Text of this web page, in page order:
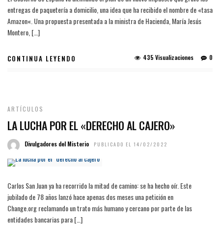
entregas de paquetería a domicilio, una idea que ha recibido el nombre de «tasa
Amazon«. Una propuesta presentada a la ministra de Hacienda, María Jesús
Montero, […]
CONTINUA LEYENDO 0
435 Visualizaciones
ARTÍCULOS
LA LUCHA POR EL «DERECHO AL CAJERO»
Divulgadores del Misterio PUBLICADO EL 14/02/2022
Carlos San Juan ya ha recorrido la mitad de camino: se ha hecho oír. Este
jubilado de 78 años lanzó hace apenas dos meses una petición en
Change.org reclamando un trato más humano y cercano por parte de las
entidades bancarias para […]